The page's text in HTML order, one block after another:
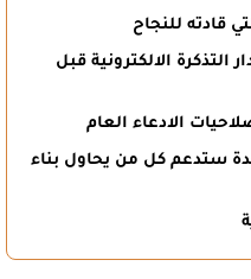
قادته للنجاح
الالكترونية قبل
الادعاء العام
ستدعم كل من يحاول بناء